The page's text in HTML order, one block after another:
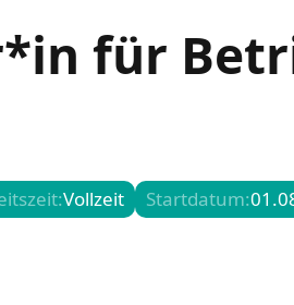
für
Vollzeit Startdatum: